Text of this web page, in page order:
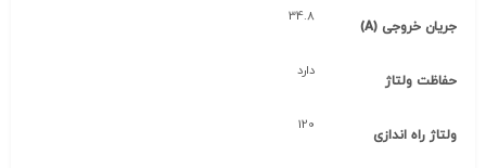
جریان خروجی (A)
34.8
حفاظت ولتاژ
دارد
ولتاژ راه اندازی
120